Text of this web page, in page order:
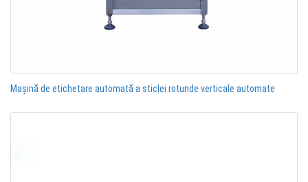
Mașină de etichetare automată a sticlei rotunde verticale automate